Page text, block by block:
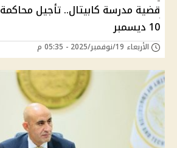
قضية مدرسة كابيتال.. تأجيل
10 ديسمبر
الأربعاء 19/نوفمبر/2025 - 05:35 م